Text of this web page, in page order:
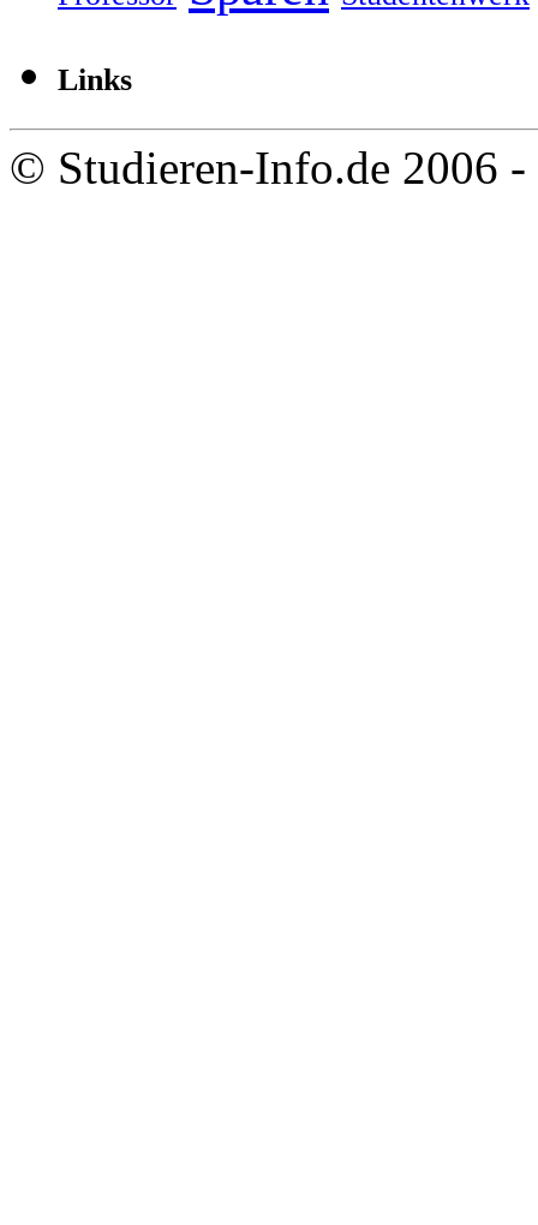
Links
© Studieren-Info.de 2006 -